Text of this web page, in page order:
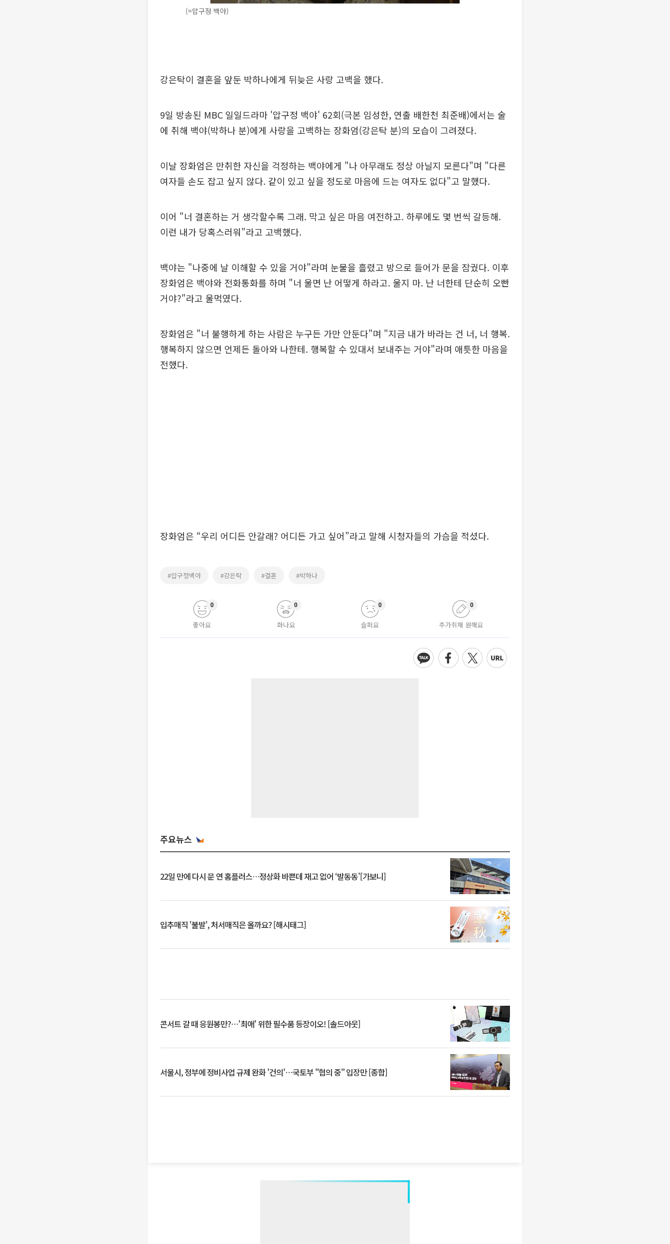
(=압구정 백야)
강은탁이 결혼을 앞둔 박하나에게 뒤늦은 사랑 고백을 했다.
9일 방송된 MBC 일일드라마 '압구정 백야' 62회(극본 임성한, 연출 배한천 최준배)에서는 술
에 취해 백야(박하나 분)에게 사랑을 고백하는 장화엄(강은탁 분)의 모습이 그려졌다.
이날 장화엄은 만취한 자신을 걱정하는 백야에게 "나 아무래도 정상 아닐지 모른다"며 "다른
여자들 손도 잡고 싶지 않다. 같이 있고 싶을 정도로 마음에 드는 여자도 없다"고 말했다.
이어 "너 결혼하는 거 생각할수록 그래. 막고 싶은 마음 여전하고. 하루에도 몇 번씩 갈등해.
이런 내가 당혹스러워"라고 고백했다.
백야는 "나중에 날 이해할 수 있을 거야"라며 눈물을 흘렸고 방으로 들어가 문을 잠궜다. 이후
장화엄은 백야와 전화통화를 하며 "너 울면 난 어떻게 하라고. 울지 마. 난 너한테 단순히 오빤
거야?"라고 울먹였다.
장화엄은 "너 불행하게 하는 사람은 누구든 가만 안둔다"며 "지금 내가 바라는 건 너, 너 행복.
행복하지 않으면 언제든 돌아와 나한테. 행복할 수 있대서 보내주는 거야"라며 애틋한 마음을
전했다.
장화엄은 “우리 어디든 안갈래? 어디든 가고 싶어”라고 말해 시청자들의 가슴을 적셨다.
#압구정백야 #강은탁 #결혼 #박하나
좋아요
0
화나요
0
슬퍼요
0
추가취재 원해요
0
주요뉴스
22일 만에 다시 문 연 홈플러스…정상화 바쁜데 재고 없어 ‘발동동’[가보니]
입추매직 '불발', 처서매직은 올까요? [해시태그]
콘서트 갈 때 응원봉만?⋯'최애' 위한 필수품 등장이오! [솔드아웃]
서울시, 정부에 정비사업 규제 완화 '건의'⋯국토부 "협의 중" 입장만 [종합]